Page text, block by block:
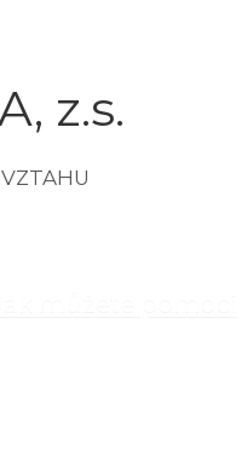
z.s.